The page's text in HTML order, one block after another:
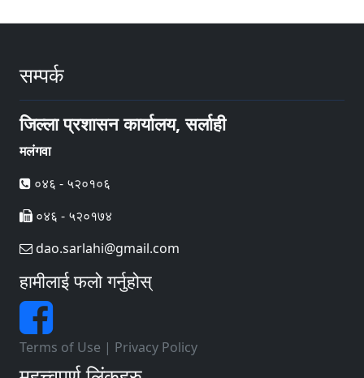
सम्पर्क
जिल्ला प्रशासन कार्यालय, सर्लाही
मलंगवा
०४६ - ५२०१०६
०४६ - ५२०१७४
dao.sarlahi@gmail.com
हामीलाई फलो गर्नुहोस्
Terms of Use | Privacy Policy